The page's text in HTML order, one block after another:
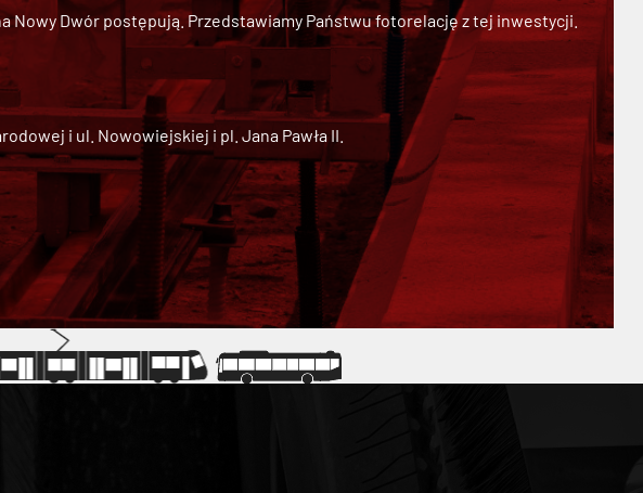
Nowy Dwórpostępują. Przedstawiamy Państwu fotorelację z tej inwestycji.
i ul. Nowowiejskiej i pl. Jana Pawła II.